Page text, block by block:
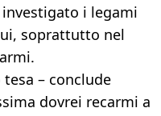
investigato i legami
soprattutto nel
– conclude
dovrei recarmi a